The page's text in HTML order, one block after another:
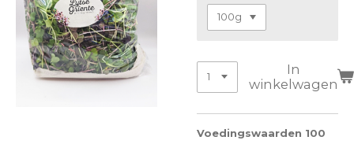
In
winkelwagen
Voedingswaarden 100